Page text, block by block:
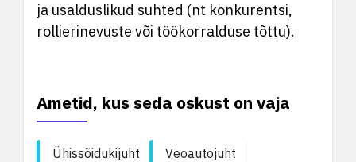
ja usalduslikud suhted (nt konkurentsi,
rollierinevuste või töökorralduse tõttu).
Ametid, kus seda oskust on vaja
Ühissõidukijuht
Veoautojuht